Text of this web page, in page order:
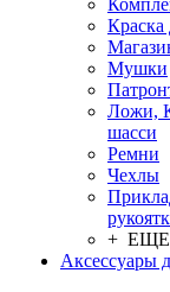
Краска
Мушки
Ложи,
шасси
Ремни
Чехлы
+ ЕЩЕ
Аксессуары